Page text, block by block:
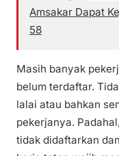
Amsakar Dapat
58
Masih banyak
belum terdaftar.
lalai atau bahkan
pekerjanya.
tidak didaftarkan